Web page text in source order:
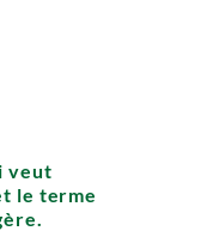
veut
le terme